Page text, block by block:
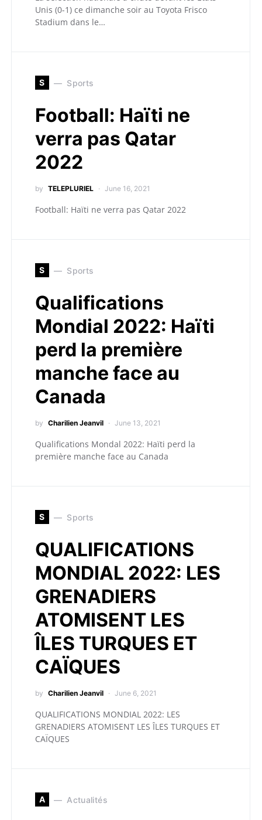
Unis (0-1) ce dimanche soir au Toyota Frisco
Stadium dans le…
S Sports
Football: Haïti ne
verra pas Qatar
2022
by TELEPLURIEL June 16, 2021
Football: Haïti ne verra pas Qatar 2022
S Sports
Qualifications
Mondial 2022: Haïti
perd la première
manche face au
Canada
by Charilien Jeanvil June 13, 2021
Qualifications Mondal 2022: Haïti perd la
première manche face au Canada
S Sports
QUALIFICATIONS
MONDIAL 2022: LES
GRENADIERS
ATOMISENT LES
ÎLES TURQUES ET
CAÏQUES
by Charilien Jeanvil June 6, 2021
QUALIFICATIONS MONDIAL 2022: LES
GRENADIERS ATOMISENT LES ÎLES TURQUES ET
CAÏQUES
A Actualités